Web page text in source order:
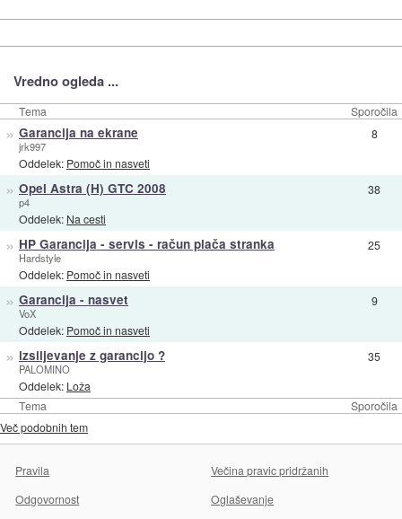
Vredno ogleda ...
Tema Sporočila
Tema Sporočila
» Garancija na ekrane
jrk997
Oddelek: Pomoč in nasveti
8
» Opel Astra (H) GTC 2008
p4
Oddelek: Na cesti
38
» HP Garancija - servis - račun plača stranka
Hardstyle
Oddelek: Pomoč in nasveti
25
» Garancija - nasvet
VoX
Oddelek: Pomoč in nasveti
9
» izsiljevanje z garancijo ?
PALOMINO
Oddelek: Loža
35
Več podobnih tem
Pravila
Večina pravic pridržanih
Odgovornost
Oglaševanje